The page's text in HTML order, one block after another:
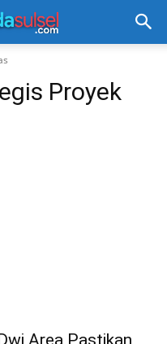
Proyek
Area Pastikan